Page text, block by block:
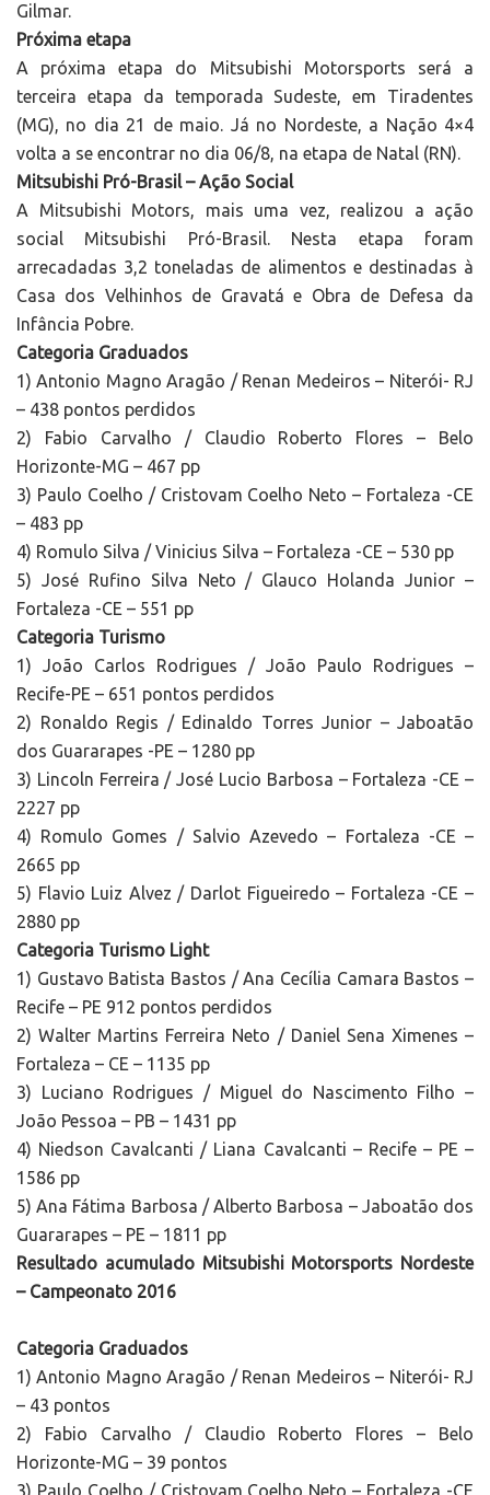
Gilmar.
Próxima etapa
A próxima etapa do Mitsubishi Motorsports será a
terceira etapa da temporada Sudeste, em Tiradentes
(MG), no dia 21 de maio. Já no Nordeste, a Nação 4×4
volta a se encontrar no dia 06/8, na etapa de Natal (RN).
Mitsubishi Pró-Brasil – Ação Social
A Mitsubishi Motors, mais uma vez, realizou a ação
social Mitsubishi Pró-Brasil. Nesta etapa foram
arrecadadas 3,2 toneladas de alimentos e destinadas à
Casa dos Velhinhos de Gravatá e Obra de Defesa da
Infância Pobre.
Categoria Graduados
1) Antonio Magno Aragão / Renan Medeiros – Niterói- RJ
– 438 pontos perdidos
2) Fabio Carvalho / Claudio Roberto Flores – Belo
Horizonte-MG – 467 pp
3) Paulo Coelho / Cristovam Coelho Neto – Fortaleza -CE
– 483 pp
4) Romulo Silva / Vinicius Silva – Fortaleza -CE – 530 pp
5) José Rufino Silva Neto / Glauco Holanda Junior –
Fortaleza -CE – 551 pp
Categoria Turismo
1) João Carlos Rodrigues / João Paulo Rodrigues –
Recife-PE – 651 pontos perdidos
2) Ronaldo Regis / Edinaldo Torres Junior – Jaboatão
dos Guararapes -PE – 1280 pp
3) Lincoln Ferreira / José Lucio Barbosa – Fortaleza -CE –
2227 pp
4) Romulo Gomes / Salvio Azevedo – Fortaleza -CE –
2665 pp
5) Flavio Luiz Alvez / Darlot Figueiredo – Fortaleza -CE –
2880 pp
Categoria Turismo Light
1) Gustavo Batista Bastos / Ana Cecília Camara Bastos –
Recife – PE 912 pontos perdidos
2) Walter Martins Ferreira Neto / Daniel Sena Ximenes –
Fortaleza – CE – 1135 pp
3) Luciano Rodrigues / Miguel do Nascimento Filho –
João Pessoa – PB – 1431 pp
4) Niedson Cavalcanti / Liana Cavalcanti – Recife – PE –
1586 pp
5) Ana Fátima Barbosa / Alberto Barbosa – Jaboatão dos
Guararapes – PE – 1811 pp
Resultado acumulado Mitsubishi Motorsports Nordeste
– Campeonato 2016
Categoria Graduados
1) Antonio Magno Aragão / Renan Medeiros – Niterói- RJ
– 43 pontos
2) Fabio Carvalho / Claudio Roberto Flores – Belo
Horizonte-MG – 39 pontos